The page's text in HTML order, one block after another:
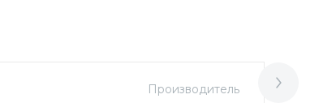
Производитель